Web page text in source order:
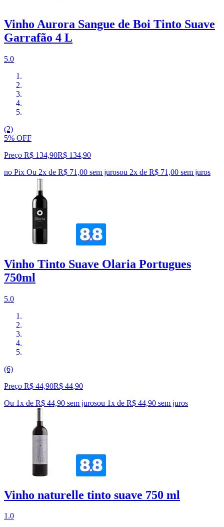
Vinho Aurora Sangue de Boi Tinto Suave
Garrafão 4 L
5.0
(2)
5% OFF
Preço R$ 134,90R$ 134,90
no Pix Ou 2x de R$ 71,00 sem jurosou 2x de R$ 71,00 sem juros
Vinho Tinto Suave Olaria Portugues
750ml
5.0
(6)
Preço R$ 44,90R$ 44,90
Ou 1x de R$ 44,90 sem jurosou 1x de R$ 44,90 sem juros
Vinho naturelle tinto suave 750 ml
1.0